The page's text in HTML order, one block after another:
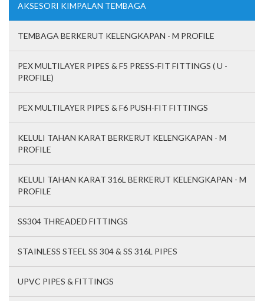
AKSESORI KIMPALAN TEMBAGA
TEMBAGA BERKERUT KELENGKAPAN - M PROFILE
PEX MULTILAYER PIPES & F5 PRESS-FIT FITTINGS ( U -
PROFILE)
PEX MULTILAYER PIPES & F6 PUSH-FIT FITTINGS
KELULI TAHAN KARAT BERKERUT KELENGKAPAN - M
PROFILE
KELULI TAHAN KARAT 316L BERKERUT KELENGKAPAN - M
PROFILE
SS304 THREADED FITTINGS
STAINLESS STEEL SS 304 & SS 316L PIPES
UPVC PIPES & FITTINGS